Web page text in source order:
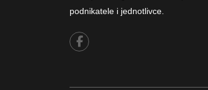
podnikatele i jednotlivce.